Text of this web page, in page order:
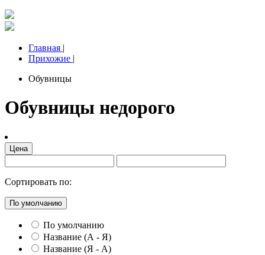
Главная |
Прихожие |
Обувницы
Обувницы недорого
Цена
Сортировать по:
По умолчанию
По умолчанию
Название (А - Я)
Название (Я - А)